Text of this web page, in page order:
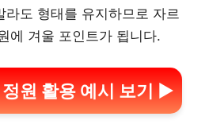
라도 형태를 유지하므로 자르
에 겨울 포인트가 됩니다.
원 활용 예시 보기 ▶